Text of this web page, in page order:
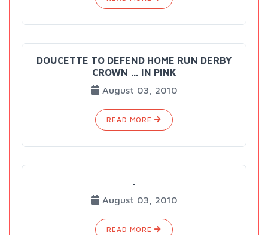
DOUCETTE TO DEFEND HOME RUN DERBY
CROWN … IN PINK
August 03, 2010
READ MORE
.
August 03, 2010
READ MORE